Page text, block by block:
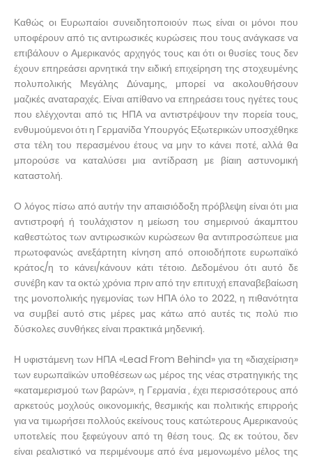
Καθώς οι Ευρωπαίοι συνειδητοποιούν πως είναι οι μόνοι που
υποφέρουν από τις αντιρωσικές κυρώσεις που τους ανάγκασε να
επιβάλουν ο Αμερικανός αρχηγός τους και ότι οι θυσίες τους δεν
έχουν επηρεάσει αρνητικά την ειδική επιχείρηση της στοχευμένης
πολυπολικής Μεγάλης Δύναμης, μπορεί να ακολουθήσουν
μαζικές αναταραχές. Είναι απίθανο να επηρεάσει τους ηγέτες τους
που ελέγχονται από τις ΗΠΑ να αντιστρέψουν την πορεία τους,
ενθυμούμενοι ότι η Γερμανίδα Υπουργός Εξωτερικών υποσχέθηκε
στα τέλη του περασμένου έτους να μην το κάνει ποτέ, αλλά θα
μπορούσε να καταλύσει μια αντίδραση με βίαιη αστυνομική
καταστολή.
Ο λόγος πίσω από αυτήν την απαισιόδοξη πρόβλεψη είναι ότι μια
αντιστροφή ή τουλάχιστον η μείωση του σημερινού άκαμπτου
καθεστώτος των αντιρωσικών κυρώσεων θα αντιπροσώπευε μια
πρωτοφανώς ανεξάρτητη κίνηση από οποιοδήποτε ευρωπαϊκό
κράτος/η το κάνει/κάνουν κάτι τέτοιο. Δεδομένου ότι αυτό δε
συνέβη καν τα οκτώ χρόνια πριν από την επιτυχή επαναβεβαίωση
της μονοπολικής ηγεμονίας των ΗΠΑ όλο το 2022, η πιθανότητα
να συμβεί αυτό στις μέρες μας κάτω από αυτές τις πολύ πιο
δύσκολες συνθήκες είναι πρακτικά μηδενική.
Η υφιστάμενη των ΗΠΑ «Lead From Behind» για τη «διαχείριση»
των ευρωπαϊκών υποθέσεων ως μέρος της νέας στρατηγικής της
«καταμερισμού των βαρών», η Γερμανία , έχει περισσότερους από
αρκετούς μοχλούς οικονομικής, θεσμικής και πολιτικής επιρροής
για να τιμωρήσει πολλούς εκείνους τους κατώτερους Αμερικανούς
υποτελείς που ξεφεύγουν από τη θέση τους. Ως εκ τούτου, δεν
είναι ρεαλιστικό να περιμένουμε από ένα μεμονωμένο μέλος της